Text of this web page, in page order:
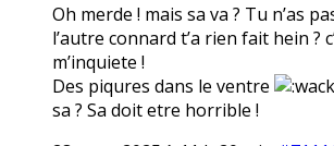
Oh merde ! mais sa va ? Tu n’as
l’autre connard t’a rien fait hein ?
m’inquiete !
Des piqures dans le ventre
sa ? Sa doit etre horrible !